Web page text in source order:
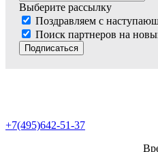
Выберите рассылку
Поздравляем с
Поиск партнеров на
Подписаться
+7(495)642-51-37